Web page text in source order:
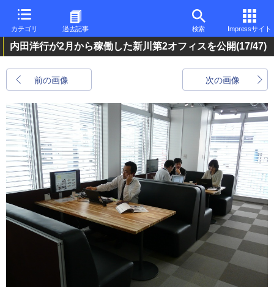
カテゴリ 過去記事 検索 Impressサイト
内田洋行が2月から稼働した新川第2オフィスを公開(17/47)
前の画像 次の画像